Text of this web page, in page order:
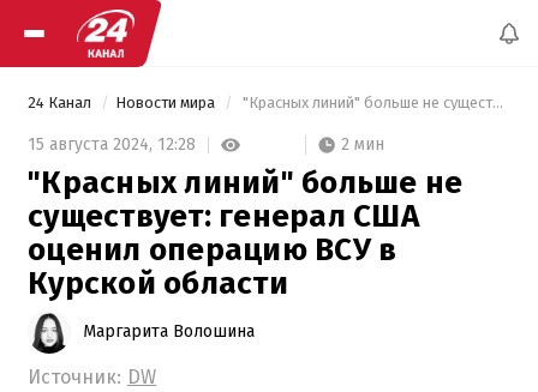
24 Канал Новости мира "Красных линий" больше не существует: генерал США оценил операцию ВСУ в Курской области
15 августа 2024, 12:28 2 мин
"Красных линий" больше не
существует: генерал США
оценил операцию ВСУ в
Курской области
Маргарита Волошина
Источник: DW